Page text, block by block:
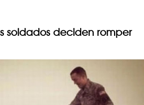
soldados deciden romper